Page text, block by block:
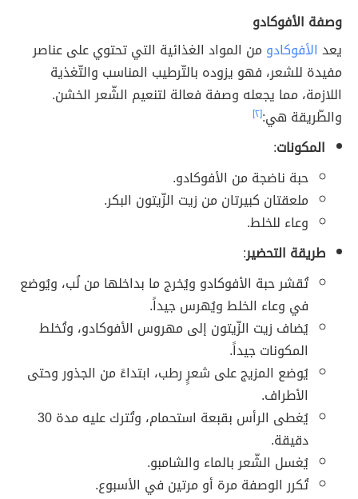
وصفة الأفوكادو
يعد الأفوكادو من المواد الغذائية التي تحتوي على عناصر
مفيدة للشعر، فهو يزوده بالتّرطيب المناسب والتّغذية
اللازمة، مما يجعله وصفة فعالة لتنعيم الشّعر الخشن.
والطّريقة هي:[٢]
المكونات:
حبة ناضجة من الأفوكادو.
ملعقتان كبيرتان من زيت الزّيتون البكر.
وعاء للخلط.
طريقة التحضير:
تُقشر حبة الأفوكادو ويُخرج ما بداخلها من لُب، ويُوضع
في وعاء الخلط ويُهرس جيداً.
يُضاف زيت الزّيتون إلى مهروس الأفوكادو، وتُخلط
المكونات جيداً.
يُوضع المزيج على شعرٍ رطب، ابتداءً من الجذور وحتى
الأطراف.
يُغطى الرأس بقبعة استحمام، وتُترك عليه مدة 30
دقيقة.
يُغسل الشّعر بالماء والشامبو.
تُكرر الوصفة مرة أو مرتين في الأسبوع.